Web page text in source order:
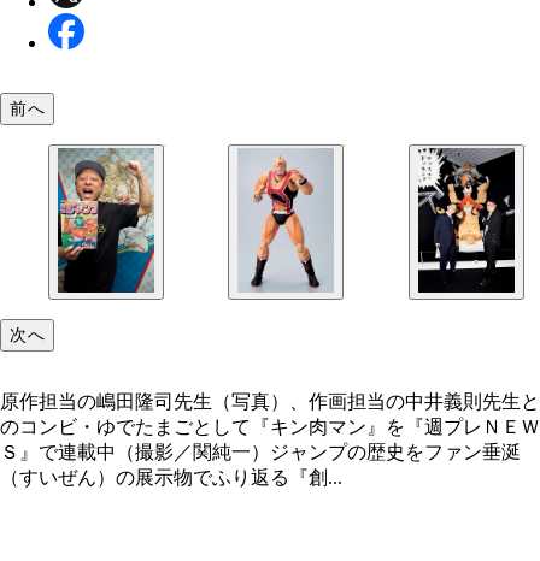
前へ
次へ
原作担当の嶋田隆司先生（写真）、作画担当の中井義則先生と
のコンビ・ゆでたまごとして『キン肉マン』を『週プレＮＥＷ
Ｓ』で連載中（撮影／関純一）ジャンプの歴史をファン垂涎
（すいぜん）の展示物でふり返る『創...